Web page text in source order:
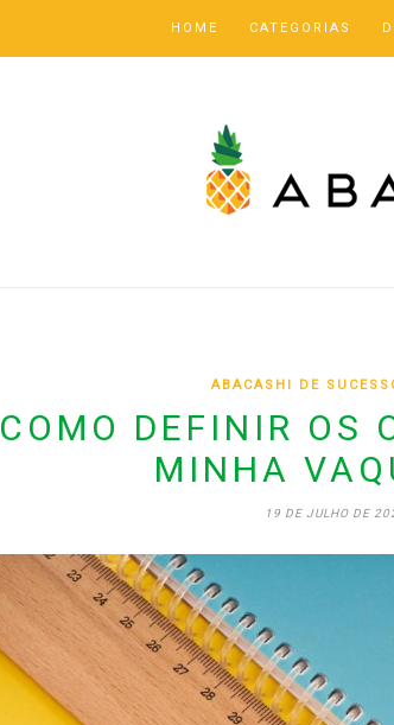
HOME CATEGORIAS
ABACASHI DE
COMO DEFINIR OS
MINHA
19 DE JULHO DE